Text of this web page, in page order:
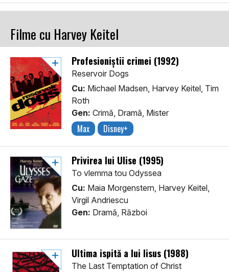
Filme cu Harvey Keitel
Profesioniștii crimei (1992)
Reservoir Dogs
Cu: Michael Madsen, Harvey Keitel, Tim
Roth
Gen: Crimă, Dramă, Mister
Max Disney+
Privirea lui Ulise (1995)
To vlemma tou Odyssea
Cu: Maia Morgenstern, Harvey Keitel,
Virgil Andriescu
Gen: Dramă, Război
Ultima ispită a lui Iisus (1988)
The Last Temptation of Christ